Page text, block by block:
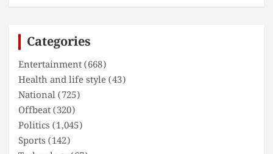
Categories
Entertainment(668)
Health and life style(43)
National(725)
Offbeat(320)
Politics (1,045)
Sports (142)